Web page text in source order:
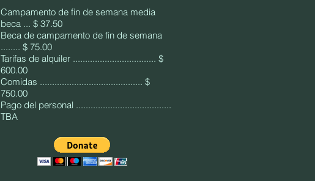
Campamento de fin de semana media
beca ... $ 37.50
Beca de campamento de fin de semana
........ $ 75.00
Tarifas de alquiler .................................. $
600.00
Comidas .......................................... $
750.00
Pago del personal .......................................
TBA